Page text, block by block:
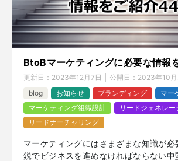
BtoBマーケティングに必要な情報
更新日： 2023年12月7日 公開日： 2023年10月
blog
お知らせ ブランディング
マー
マーケティング組織設計
リードジェネレー
リードナーチャリング
マーケティングにはさまざまな知識が
鋭でビジネスを進めなければならない